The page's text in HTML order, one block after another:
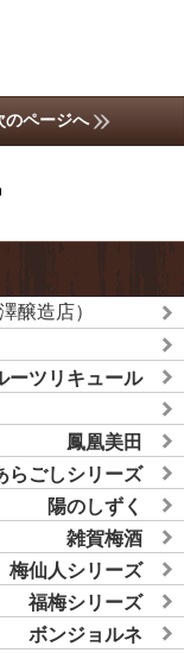
のページへ
醸造店）
ーツリキュール
鳳凰美田
らごしシリーズ
陽のしずく
雑賀梅酒
梅仙人シリーズ
福梅シリーズ
ボンジョルネ